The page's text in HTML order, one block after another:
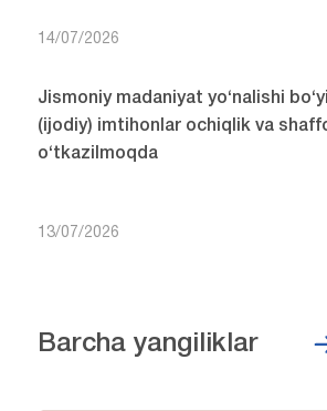
14/07/2026
Jismoniy madaniyat yo‘nalishi
(ijodiy) imtihonlar ochiqlik va
o‘tkazilmoqda
13/07/2026
Barcha yangiliklar